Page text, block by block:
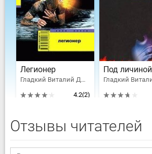
Легионер
Гладкий Виталий Дмитриевич
4.2(2)
Под личиной
Отзывы читателей